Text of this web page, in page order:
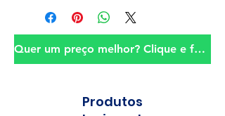
Quer um preço melhor? Clique e fale conosco!
Produtos